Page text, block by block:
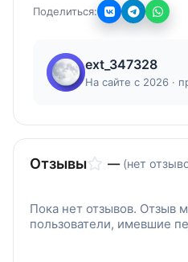
металлообработки.
Рассмотрим любые
расчетный счет. Оценка
обращения.
Поделиться:
ext_347328
На сайте с 2026 ·
Отзывы — (нет
Пока нет отзывов. Отзыв
пользователи, имевшие